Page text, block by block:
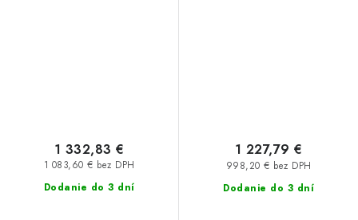
Dodanie do 3 dní
1 083,60 € bez DPH
1 332,83 €
Dodanie do 3 dní
998,20 € bez DPH
1 227,79 €